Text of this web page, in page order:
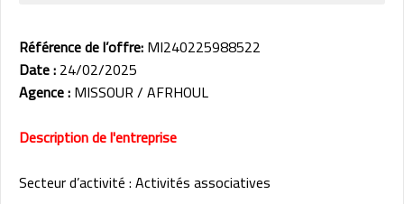
Référence de l’offre:MI240225988522
Date :24/02/2025
Agence :MISSOUR / AFRHOUL
Description de l'entreprise
Secteur d’activité : Activités associatives